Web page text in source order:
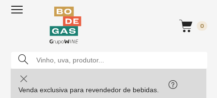
0
Venda exclusiva para revendedor de bebidas.